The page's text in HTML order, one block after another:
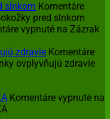
slnkom Komentáre
pred slnkom
vypnuté na Zázrak
zdravie Komentáre
ovplyvňujú zdravie
Komentáre vypnuté na